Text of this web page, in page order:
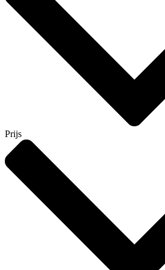
Prijs